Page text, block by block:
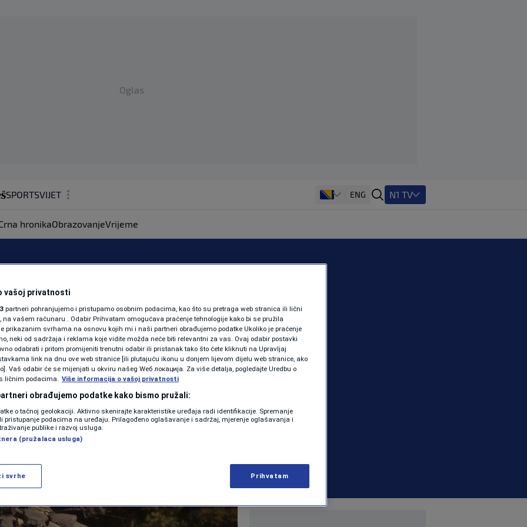
Oglas
SPORTSVIJET
ZDRAVLJE
SHOWBIZ
PODCAST
N1 SPECIJAL
FENOMENI
NEISTRAŽENO
VIRALNO
VIDEO
ENG N1 TV
hronikaObrazovanjeVrijeme
otkriva tajne
vrijedni
vijeka
07:05 | VIJESTI | 0 komentara
Više
vašoj privatnosti
partneri pohranjujemo i pristupamo osobnim podacima, kao što su pretraga web stranica ili lični
na vašem računaru . Odabir Prihvatam omogućava praćenje tehnologije kako bi se pružila
prikazanim svrhama na osnovu kojih mi i naši partneri obrađujemo podatke Ukoliko je praćenje
neki od sadržaja i reklama koje vidite možda neće biti relevantni za vas. Ovaj odabir postavki
odabrati i pritom promijeniti trenutni odabir ili pristanak tako što ćete kliknuti na Upravljaj
link na dnu ove web stranice [ili plutajuću ikonu u donjem lijevom dijelu web stranice, ako
Vaš odabir će se mijenjati u okviru našeg Wеб локација. Za više detalja, pogledajte Uredbu o
ličnim podacima. Više informacija o vašoj privatnosti
obrađujemo podatke kako bismo pružali:
o tačnoj geolokaciji. Aktivno skenirajte karakteristike uređaja radi identifikacije. Spremanje
pristupanje podacima na uređaju. Prilagođeno oglašavanje i sadržaj, mjerenje oglašavanja i
publike i razvoj usluga.
(pružalaca usluga)
svrhe Prihvatam